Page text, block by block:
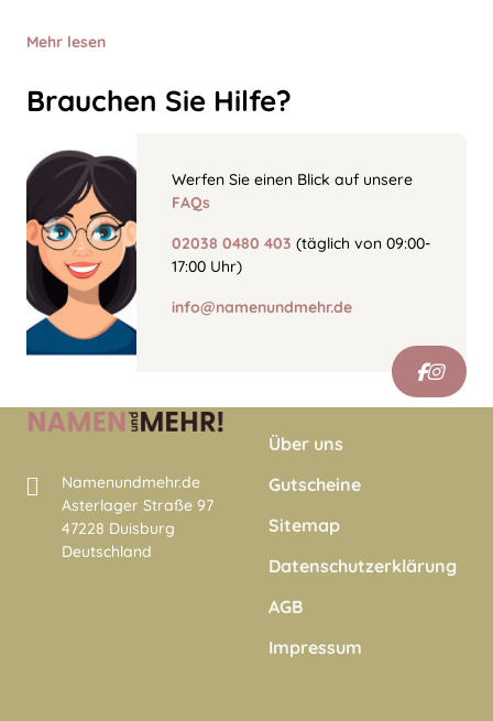
Mehr lesen
Brauchen Sie Hilfe?
Werfen Sie einen Blick auf unsere
FAQs
02038 0480 403 (täglich von 09:00-
17:00 Uhr)
info@namenundmehr.de
Namenundmehr.de
Asterlager Straße 97
47228 Duisburg
Deutschland
Über uns
Gutscheine
Sitemap
Datenschutzerklärung
AGB
Impressum